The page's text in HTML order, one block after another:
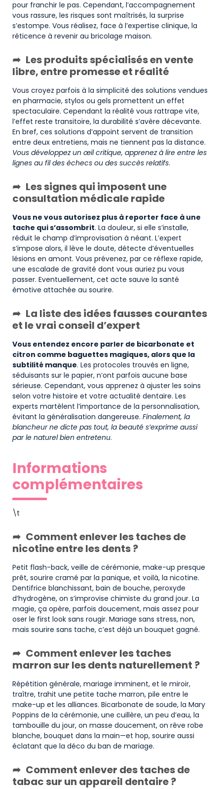
pour franchir le pas. Cependant, l’accompagnement
vous rassure, les risques sont maîtrisés, la surprise
s’estompe. Vous réalisez, face à l’expertise clinique, la
réticence à revenir au bricolage maison.
Les produits spécialisés en vente
libre, entre promesse et réalité
Vous croyez parfois à la simplicité des solutions vendues
en pharmacie, stylos ou gels promettent un effet
spectaculaire. Cependant la réalité vous rattrape vite,
l’effet reste transitoire, la durabilité s’avère décevante.
En bref, ces solutions d’appoint servent de transition
entre deux entretiens, mais ne tiennent pas la distance.
Vous développez un œil critique, apprenez à lire entre les
lignes au fil des échecs ou des succès relatifs.
Les signes qui imposent une
consultation médicale rapide
Vous ne vous autorisez plus à reporter face à une
tache qui s’assombrit. La douleur, si elle s’installe,
réduit le champ d’improvisation à néant. L’expert
s’impose alors, il lève le doute, détecte d’éventuelles
lésions en amont. Vous prévenez, par ce réflexe rapide,
une escalade de gravité dont vous auriez pu vous
passer. Eventuellement, cet acte sauve la santé
émotive attachée au sourire.
La liste des idées fausses courantes
et le vrai conseil d’expert
Vous entendez encore parler de bicarbonate et
citron comme baguettes magiques, alors que la
subtilité manque. Les protocoles trouvés en ligne,
séduisants sur le papier, n’ont parfois aucune base
sérieuse. Cependant, vous apprenez à ajuster les soins
selon votre histoire et votre actualité dentaire. Les
experts martèlent l’importance de la personnalisation,
évitant la généralisation dangereuse. Finalement, la
blancheur ne dicte pas tout, la beauté s’exprime aussi
par le naturel bien entretenu.
Informations
complémentaires
\t
Comment enlever les taches de
nicotine entre les dents ?
Petit flash-back, veille de cérémonie, make-up presque
prêt, sourire cramé par la panique, et voilà, la nicotine.
Dentifrice blanchissant, bain de bouche, peroxyde
d’hydrogène, on s’improvise chimiste du grand jour. La
magie, ça opère, parfois doucement, mais assez pour
oser le first look sans rougir. Mariage sans stress, non,
mais sourire sans tache, c’est déjà un bouquet gagné.
Comment enlever les taches
marron sur les dents naturellement ?
Répétition générale, mariage imminent, et le miroir,
traître, trahit une petite tache marron, pile entre le
make-up et les alliances. Bicarbonate de soude, la Mary
Poppins de la cérémonie, une cuillère, un peu d’eau, la
tambouille du jour, on masse doucement, on rêve robe
blanche, bouquet dans la main—et hop, sourire aussi
éclatant que la déco du ban de mariage.
Comment enlever des taches de
tabac sur un appareil dentaire ?